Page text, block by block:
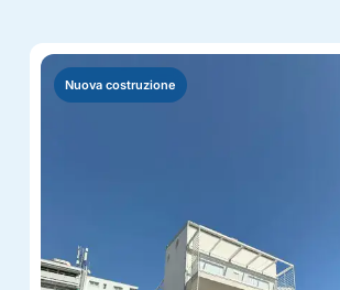
Nuova costruzione